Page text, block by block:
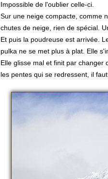
Impossible de l'oublier celle-ci.
Sur une neige compacte, comme
chutes de neige, rien de spécial.
Et puis la poudreuse est arrivée.
pulka ne se met plus à plat. Elle
Elle glisse mal et finit par changer
les pentes qui se redressent, il